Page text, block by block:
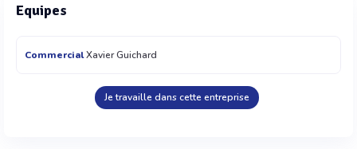
Equipes
CommercialXavier Guichard
Je travaille dans cette entreprise